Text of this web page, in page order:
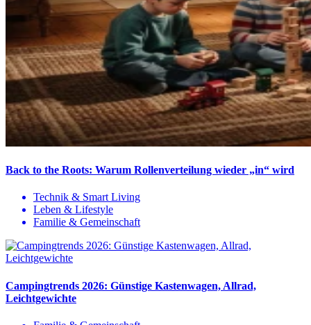
Back to the Roots: Warum Rollenverteilung wieder „in“ wird
Technik & Smart Living
Leben & Lifestyle
Familie & Gemeinschaft
Campingtrends 2026: Günstige Kastenwagen, Allrad,
Leichtgewichte